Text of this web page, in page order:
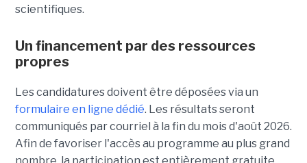
scientifiques.
Un financement par des ressources
propres
Les candidatures doivent être déposées via un
formulaire en ligne dédié. Les résultats seront
communiqués par courriel à la fin du mois d'août 2026.
Afin de favoriser l'accès au programme au plus grand